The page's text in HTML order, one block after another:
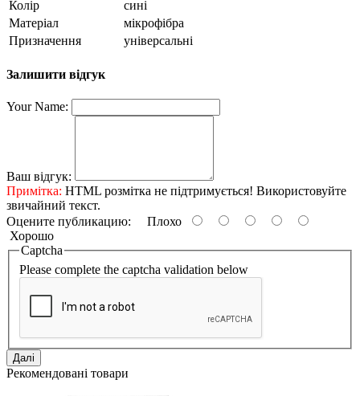
Колір
сині
Матеріал
мікрофібра
Призначення
універсальні
Залишити відгук
Your Name:
Ваш відгук:
Примітка: HTML розмітка не підтримується! Використовуйте
звичайний текст.
Оцените публикацию:
Плохо
Хорошо
Captcha
Please complete the captcha validation below
Далі
Рекомендовані товари